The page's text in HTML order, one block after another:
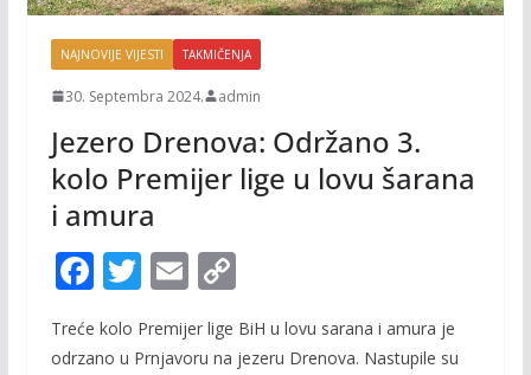
NAJNOVIJE VIJESTI TAKMIČENJA
30. Septembra 2024. admin
Jezero Drenova: Održano 3.
kolo Premijer lige u lovu šarana
i amura
F
ac
e
T
itt
E
m
ai
C
p
Treće kolo Premijer lige BiH u lovu sarana i amura je
odrzano u Prnjavoru na jezeru Drenova. Nastupile su